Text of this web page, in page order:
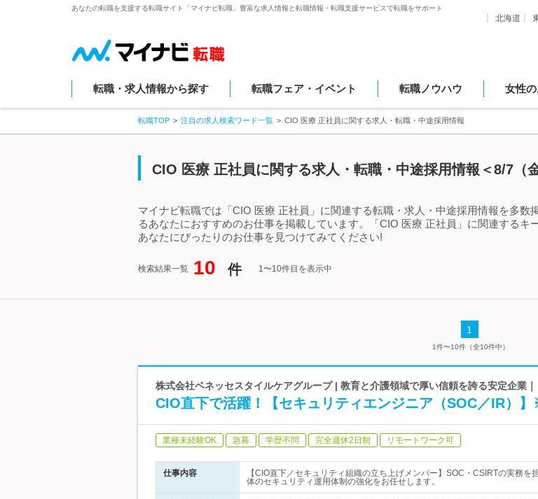
あなたの転職を支援する転職サイト「マイナビ転職」豊富な求人情報と転職情報・転職支援サービスで転職をサポート
北海道
転職・求人情報から探す 転職フェア・イベント 転職ノウハウ 女性
転職TOP 注目の求人検索ワード一覧 CIO 医療 正社員に関する求人・転職・中途採用情報
CIO 医療 正社員に関する求人・転職・中途採用情報＜8/7（
マイナビ転職では「CIO 医療 正社員」に関連する転職・求人・中途採用情報を多
るあなたにおすすめのお仕事を掲載しています。「CIO 医療 正社員」に関連するキ
あなたにぴったりのお仕事を見つけてみてください!
検索結果一覧 10 件 1〜10件目を表示中
1
1件〜10件（全10件中）
株式会社ベネッセスタイルケアグループ | 教育と介護領域で厚い信頼を誇る安定企業
CIO直下で活躍！【セキュリティエンジニア（SOC／IR）
業種未経験OK 急募 学歴不問 完全週休2日制 リモートワーク可
仕事内容
【CIO直下／セキュリティ組織の立ち上げメンバー】SOC・CSIRTの実務を
体のセキュリティ運用体制の強化をお任せします。